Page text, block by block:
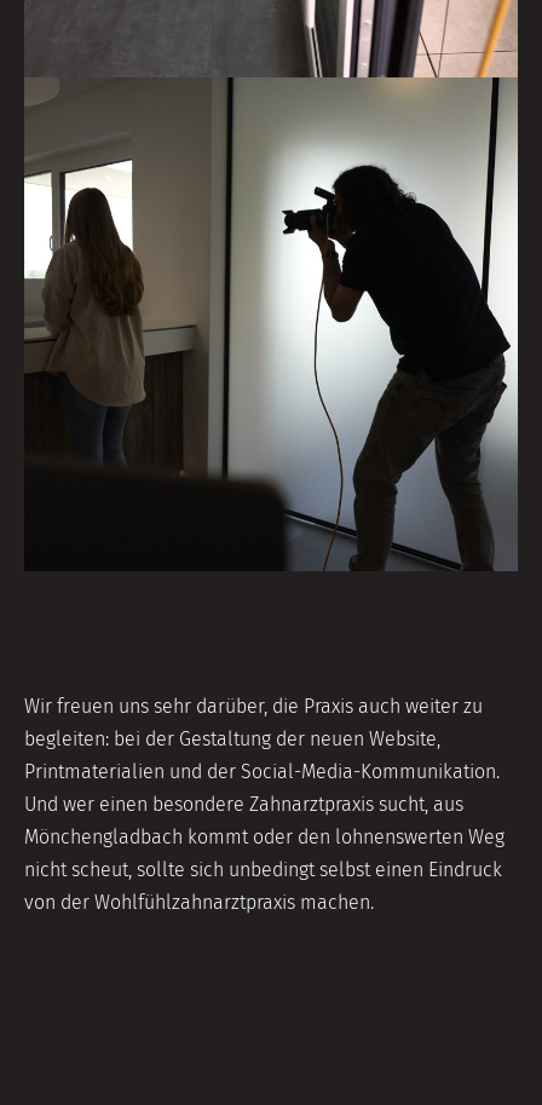
Wir freuen uns sehr darüber, die Praxis auch weiter zu
begleiten: bei der Gestaltung der neuen Website,
Printmaterialien und der Social-Media-Kommunikation.
Und wer einen besondere Zahnarztpraxis sucht, aus
Mönchengladbach kommt oder den lohnenswerten Weg
nicht scheut, sollte sich unbedingt selbst einen Eindruck
von der Wohlfühlzahnarztpraxis machen.